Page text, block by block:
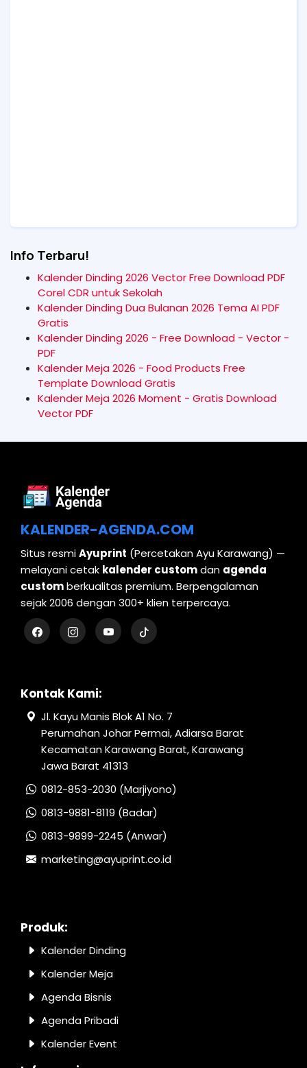
Info Terbaru!
Kalender Dinding 2026 Vector Free Download PDF
Corel CDR untuk Sekolah
Kalender Dinding Dua Bulanan 2026 Tema AI PDF
Gratis
Kalender Dinding 2026 - Free Download - Vector -
PDF
Kalender Meja 2026 - Food Products Free
Template Download Gratis
Kalender Meja 2026 Moment - Gratis Download
Vector PDF
KALENDER-AGENDA.COM
Situs resmiAyuprint (Percetakan Ayu Karawang) —
melayani cetak kalender customdan agenda
customberkualitas premium. Berpengalaman
sejak 2006 dengan 300+ klien terpercaya.
Kontak Kami:
Jl. Kayu Manis Blok A1 No. 7
Perumahan Johar Permai, Adiarsa Barat
Kecamatan Karawang Barat, Karawang
Jawa Barat 41313
0812-853-2030 (Marjiyono)
0813-9881-8119 (Badar)
0813-9899-2245 (Anwar)
marketing@ayuprint.co.id
Produk:
Kalender Dinding
Kalender Meja
Agenda Bisnis
Agenda Pribadi
Kalender Event